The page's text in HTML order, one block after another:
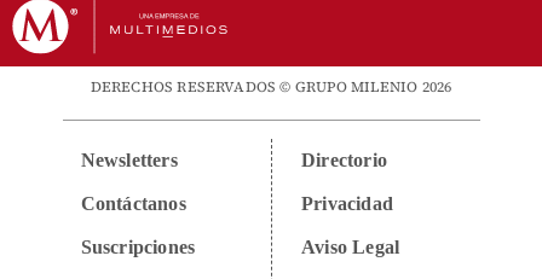
DERECHOS RESERVADOS © GRUPO MILENIO 2026
Newsletters
Contáctanos
Suscripciones
Directorio
Privacidad
Aviso Legal